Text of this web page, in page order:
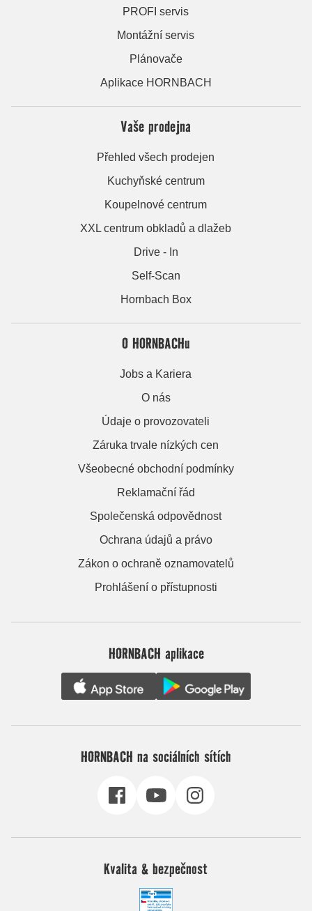
PROFI servis
Montážní servis
Plánovače
Aplikace HORNBACH
Vaše prodejna
Přehled všech prodejen
Kuchyňské centrum
Koupelnové centrum
XXL centrum obkladů a dlažeb
Drive - In
Self-Scan
Hornbach Box
O HORNBACHu
Jobs a Kariera
O nás
Údaje o provozovateli
Záruka trvale nízkých cen
Všeobecné obchodní podmínky
Reklamační řád
Společenská odpovědnost
Ochrana údajů a právo
Zákon o ochraně oznamovatelů
Prohlášení o přístupnosti
HORNBACH aplikace
HORNBACH na sociálních sítích
Kvalita & bezpečnost